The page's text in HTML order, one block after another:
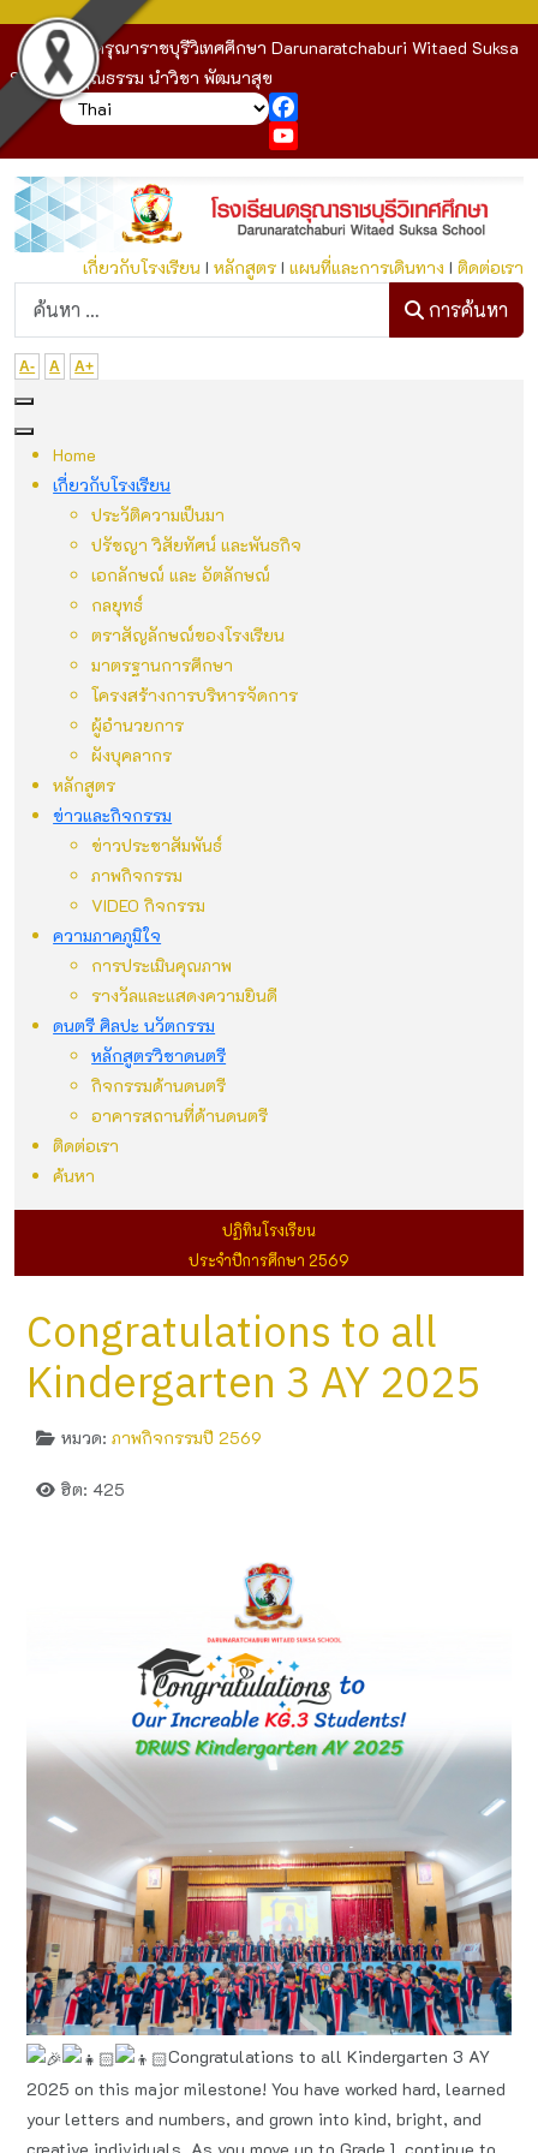
โรงเรียนดรุณาราชบุรีวิเทศศึกษา Darunaratchaburi Witaed Suksa
School : คุณธรรม นำวิชา พัฒนาสุข
YouTube
เกี่ยวกับโรงเรียนI หลักสูตรI แผนที่และการเดินทาง I ติดต่อเรา
ก
การค้นหา
A- A A+
Home
เกี่ยวกับโรงเรียน
ประวัติความเป็นมา
ปรัชญา วิสัยทัศน์ และพันธกิจ
เอกลักษณ์ และ อัตลักษณ์
กลยุทธ์
ตราสัญลักษณ์ของโรงเรียน
มาตรฐานการศึกษา
โครงสร้างการบริหารจัดการ
ผู้อำนวยการ
ผังบุคลากร
หลักสูตร
ข่าวและกิจกรรม
ข่าวประชาสัมพันธ์
ภาพกิจกรรม
VIDEO กิจกรรม
ความภาคภูมิใจ
การประเมินคุณภาพ
รางวัลและแสดงความยินดี
ดนตรี ศิลปะ นวัตกรรม
หลักสูตรวิชาดนตรี
กิจกรรมด้านดนตรี
อาคารสถานที่ด้านดนตรี
ติดต่อเรา
ค้นหา
ปฏิทินโรงเรียน
ประจำปีการศึกษา 2569
Congratulations to all
Kindergarten 3 AY 2025
หมวด: ภาพกิจกรรมปี 2569
ฮิต: 425
Congratulations to all Kindergarten 3 AY
2025 on this major milestone! You have worked hard, learned
your letters and numbers, and grown into kind, bright, and
creative individuals. As you move up to Grade 1, continue to